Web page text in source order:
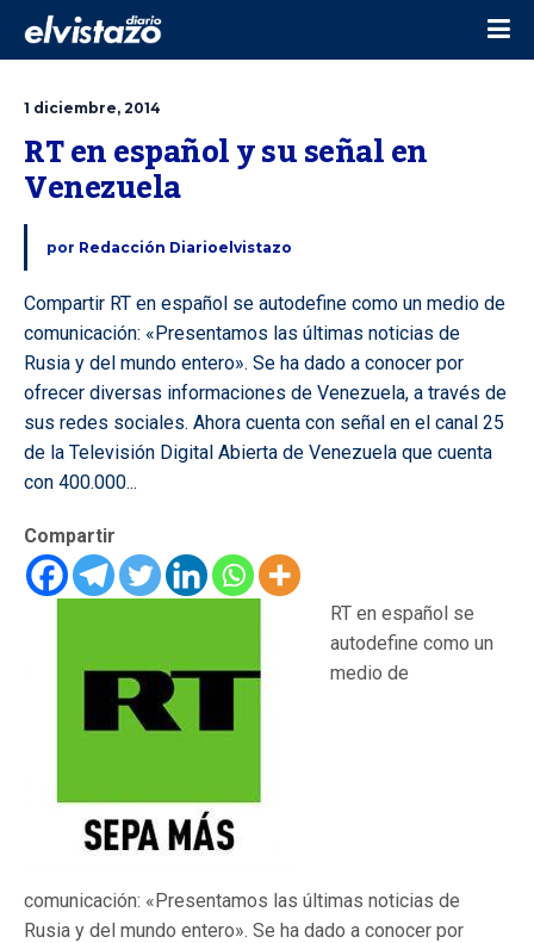
1 diciembre, 2014
RT en español y su señal en
Venezuela
por Redacción Diarioelvistazo
Compartir RT en español se autodefine como un medio de
comunicación: «Presentamos las últimas noticias de
Rusia y del mundo entero». Se ha dado a conocer por
ofrecer diversas informaciones de Venezuela, a través de
sus redes sociales. Ahora cuenta con señal en el canal 25
de la Televisión Digital Abierta de Venezuela que cuenta
con 400.000...
Compartir
RT en español se
autodefine como un
medio de
comunicación: «Presentamos las últimas noticias de
Rusia y del mundo entero». Se ha dado a conocer por